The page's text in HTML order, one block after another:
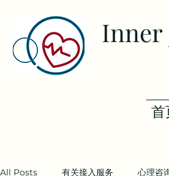
Inner
All Posts 有关接入服务 心理咨